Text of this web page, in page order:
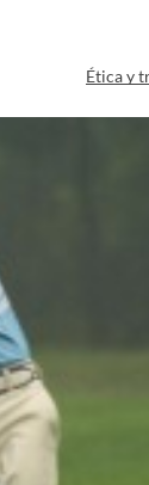
Ética y